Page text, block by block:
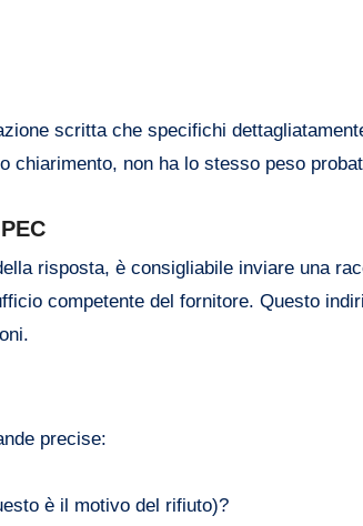
scritta che specifichi
chiarimento, non ha lo stesso peso
risposta, è consigliabile inviare una
competente del fornitore. Questo
precise:
è il motivo del rifiuto)?